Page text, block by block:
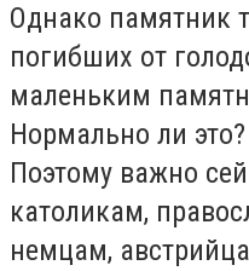
Однако памятник
погибших от
маленьким
Нормально ли
Поэтому важно
католикам,
немцам,